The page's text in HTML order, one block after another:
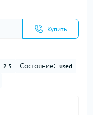
Купить
2.5 Состояние: used